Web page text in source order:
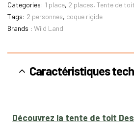
Categories: 1 place, 2 places, Tente de toit
Tags: 2 personnes, coque rigide
Brands : Wild Land
Caractéristiques
Découvrez la tente de toit